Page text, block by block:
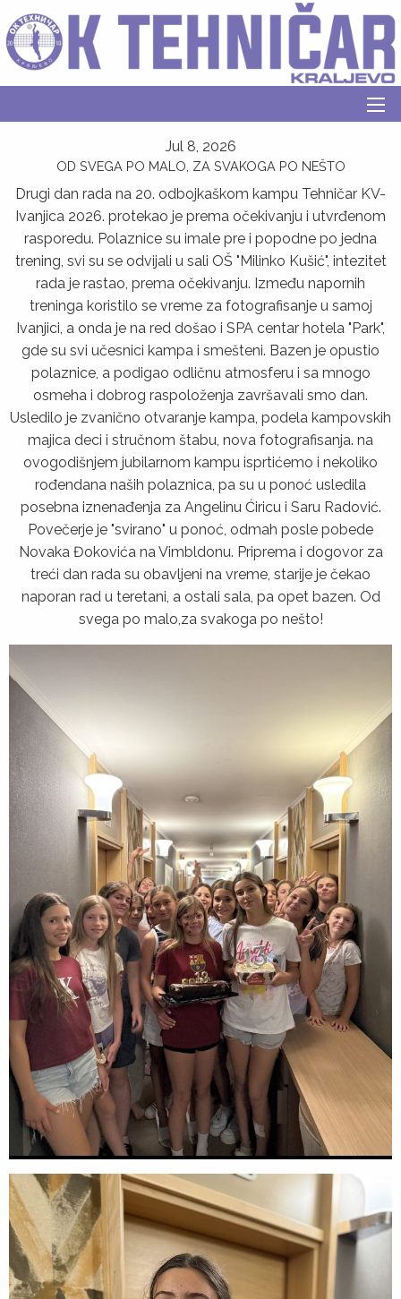
Jul 8, 2026
OD SVEGA PO MALO, ZA SVAKOGA PO NEŠTO
Drugi dan rada na 20. odbojkaškom kampu Tehničar KV-
Ivanjica 2026. protekao je prema očekivanju i utvrđenom
rasporedu. Polaznice su imale pre i popodne po jedna
trening, svi su se odvijali u sali OŠ "Milinko Kušić", intezitet
rada je rastao, prema očekivanju. Između napornih
treninga koristilo se vreme za fotografisanje u samoj
Ivanjici, a onda je na red došao i SPA centar hotela "Park",
gde su svi učesnici kampa i smešteni. Bazen je opustio
polaznice, a podigao odličnu atmosferu i sa mnogo
osmeha i dobrog raspoloženja završavali smo dan.
Usledilo je zvanično otvaranje kampa, podela kampovskih
majica deci i stručnom štabu, nova fotografisanja. na
ovogodišnjem jubilarnom kampu isprtićemo i nekoliko
rođendana naših polaznica, pa su u ponoć usledila
posebna iznenađenja za Angelinu Ćiricu i Saru Radović.
Povečerje je "svirano" u ponoć, odmah posle pobede
Novaka Đokovića na Vimbldonu. Priprema i dogovor za
treći dan rada su obavljeni na vreme, starije je čekao
naporan rad u teretani, a ostali sala, pa opet bazen. Od
svega po malo,za svakoga po nešto!